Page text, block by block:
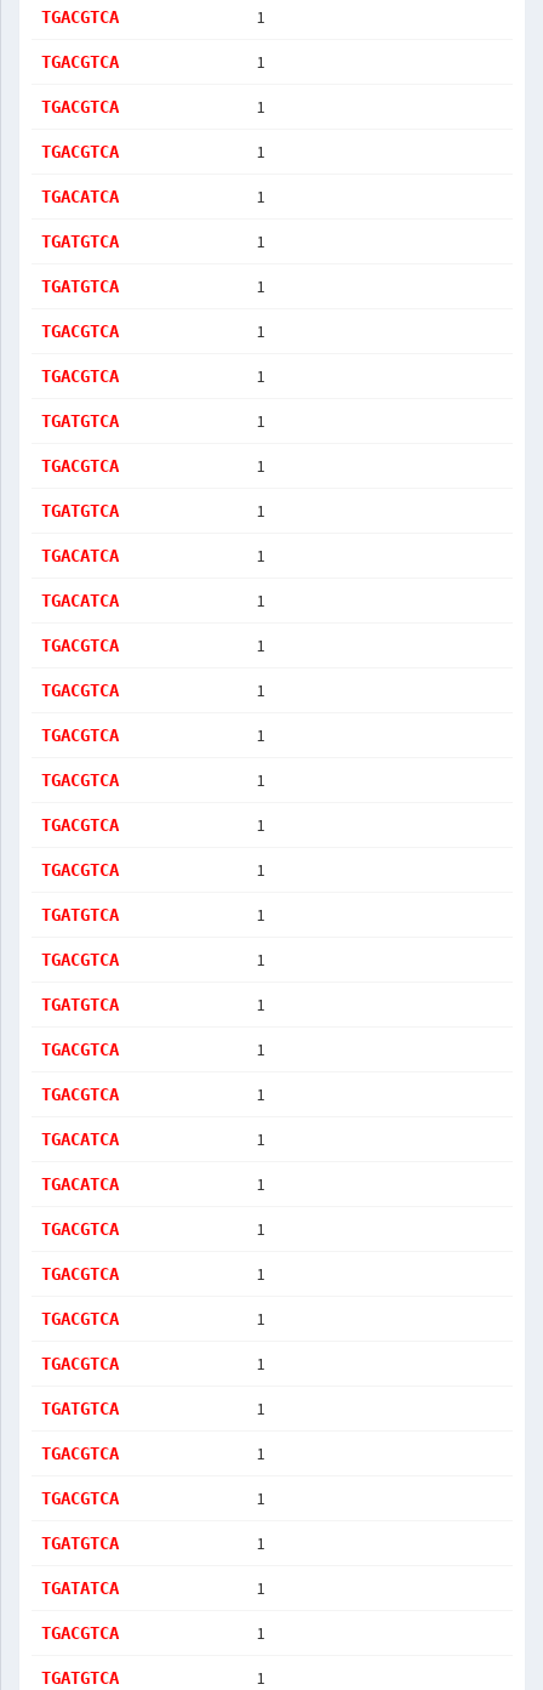
TGACGTCA 1
TGACGTCA 1
TGACGTCA 1
TGACGTCA 1
TGACATCA 1
TGATGTCA 1
TGATGTCA 1
TGACGTCA 1
TGACGTCA 1
TGATGTCA 1
TGACGTCA 1
TGATGTCA 1
TGACATCA 1
TGACATCA 1
TGACGTCA 1
TGACGTCA 1
TGACGTCA 1
TGACGTCA 1
TGACGTCA 1
TGACGTCA 1
TGATGTCA 1
TGACGTCA 1
TGATGTCA 1
TGACGTCA 1
TGACGTCA 1
TGACATCA 1
TGACATCA 1
TGACGTCA 1
TGACGTCA 1
TGACGTCA 1
TGACGTCA 1
TGATGTCA 1
TGACGTCA 1
TGACGTCA 1
TGATGTCA 1
TGATATCA 1
TGACGTCA 1
TGATGTCA 1